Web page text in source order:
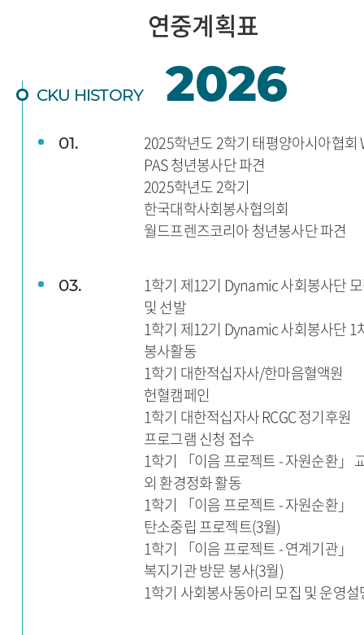
연중계획표
CKU HISTORY 2026
01.
2025학년도 2학기 태평양아시아협회
PAS 청년봉사단 파견
2025학년도 2학기
한국대학사회봉사협의회
월드프렌즈코리아 청년봉사단 파견
03.
1학기 제12기 Dynamic 사회봉사단
및 선발
1학기 제12기 Dynamic 사회봉사단 1
봉사활동
1학기 대한적십자사/한마음혈액원
헌혈캠페인
1학기 대한적십자사 RCGC 정기후원
프로그램 신청 접수
1학기 「이음 프로젝트 - 자원순환」
외 환경정화 활동
1학기 「이음 프로젝트 - 자원순환」
탄소중립 프로젝트(3월)
1학기 「이음 프로젝트 - 연계기관」
복지기관 방문 봉사(3월)
1학기 사회봉사동아리 모집 및 운영설